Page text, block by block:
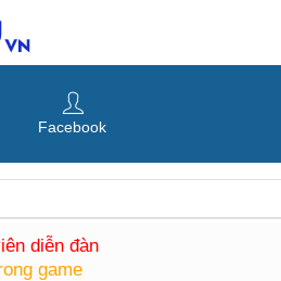
diễn đàn
game
Facebook